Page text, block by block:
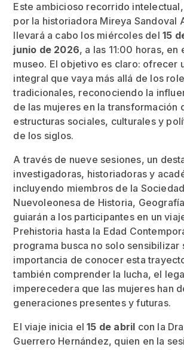
Este ambicioso recorrido
por la historiadora Mireya Sandoval
llevará a cabo los miércoles del15
junio de 2026, a las 11:00 horas,
museo. El objetivo es claro: ofrecer
integral que vaya más allá de los
tradicionales, reconociendo la
de las mujeres en la transformación
estructuras sociales, culturales y
de los siglos.
A través de nueve sesiones, un
investigadoras, historiadoras y
incluyendo miembros de la Sociedad
Nuevoleonesa de Historia,
guiarán a los participantes en un
Prehistoria hasta la Edad
programa busca no solo sensibilizar
importancia de conocer esta
también comprender la lucha, el
imperecedera que las mujeres han
generaciones presentes y futuras.
El viaje inicia el15 de abril con la
Guerrero Hernández, quien en la